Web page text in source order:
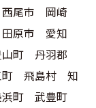
尾市 岡崎
原市 愛知
町 丹羽郡
町 飛島村 知
町 武豊町